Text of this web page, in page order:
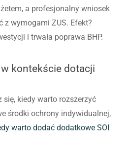
a profesjonalny wniosek
z wymogami ZUS. Efekt?
i trwała poprawa BHP.
kontekście dotacji
kiedy warto rozszerzyć
środki ochrony indywidualnej,
warto dodać dodatkowe SOI